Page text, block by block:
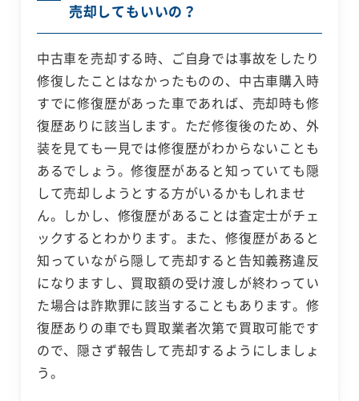
売却してもいいの？
中古車を売却する時、ご自身では事故をしたり
修復したことはなかったものの、中古車購入時
すでに修復歴があった車であれば、売却時も修
復歴ありに該当します。ただ修復後のため、外
装を見ても一見では修復歴がわからないことも
あるでしょう。修復歴があると知っていても隠
して売却しようとする方がいるかもしれませ
ん。しかし、修復歴があることは査定士がチェ
ックするとわかります。また、修復歴があると
知っていながら隠して売却すると告知義務違反
になりますし、買取額の受け渡しが終わってい
た場合は詐欺罪に該当することもあります。修
復歴ありの車でも買取業者次第で買取可能です
ので、隠さず報告して売却するようにしましょ
う。